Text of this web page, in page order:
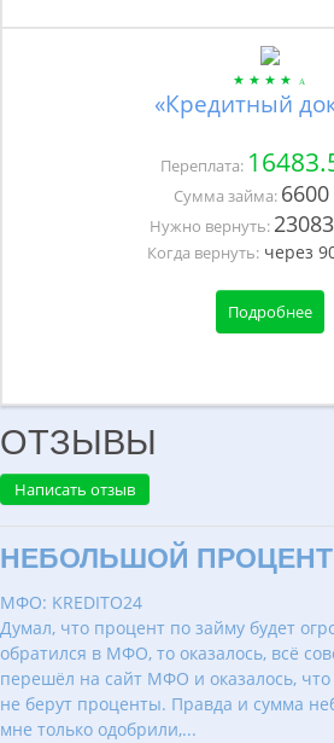
«Кредитный
Переплата:
Сумма займа: 6600
Нужно вернуть:
Когда вернуть: через
Подробнее
ОТЗЫВЫ
Написать отзыв
НЕБОЛЬШОЙ ПРОЦЕНТ
МФО: KREDITO24
Думал, что процент по займу будет
обратился в МФО, то оказалось, всё
перешёл на сайт МФО и оказалось,
не берут проценты. Правда и сумма
мне только одобрили,...